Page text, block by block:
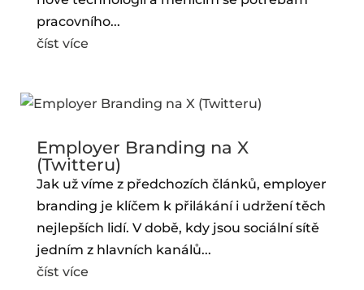
pracovního...
číst více
Employer Branding na X
(Twitteru)
Jak už víme z předchozích článků, employer
branding je klíčem k přilákání i udržení těch
nejlepších lidí. V době, kdy jsou sociální sítě
jedním z hlavních kanálů...
číst více